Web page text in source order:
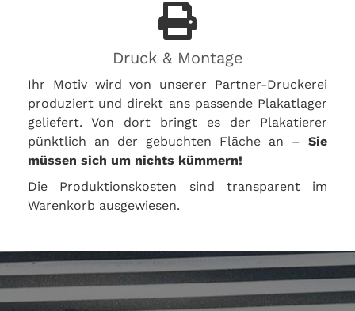
Druck & Montage
Ihr Motiv wird von unserer Partner-Druckerei
produziert und direkt ans passende Plakatlager
geliefert. Von dort bringt es der Plakatierer
pünktlich an der gebuchten Fläche an – Sie
müssen sich um nichts kümmern!
Die Produktionskosten sind transparent im
Warenkorb ausgewiesen.